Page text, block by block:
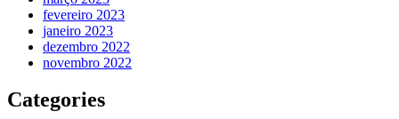
fevereiro 2023
janeiro 2023
dezembro 2022
novembro 2022
Categories